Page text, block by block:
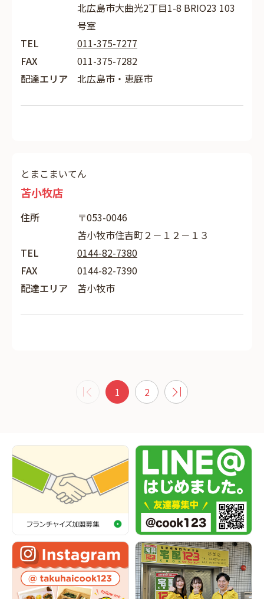
北広島市大曲光2丁目1-8 BRIO23 103
号室
TEL
011-375-7277
FAX
011-375-7282
配達エリア
北広島市・恵庭市
とまこまいてん
苫小牧店
住所
〒053-0046
苫小牧市住吉町２－１２－１３
TEL
0144-82-7380
FAX
0144-82-7390
配達エリア
苫小牧市
1 2